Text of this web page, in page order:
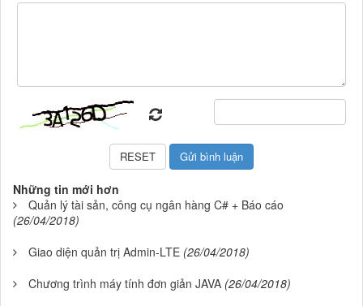
Những tin mới hơn
Quản lý tài sản, công cụ ngân hàng C# + Báo cáo
(26/04/2018)
Giao diện quản trị Admin-LTE (26/04/2018)
Chương trình máy tính đơn giản JAVA (26/04/2018)